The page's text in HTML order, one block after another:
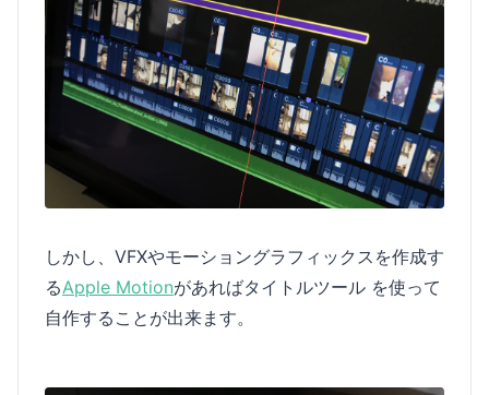
しかし、VFXやモーショングラフィックスを作成す
るApple Motionがあればタイトルツール を使って
自作することが出来ます。